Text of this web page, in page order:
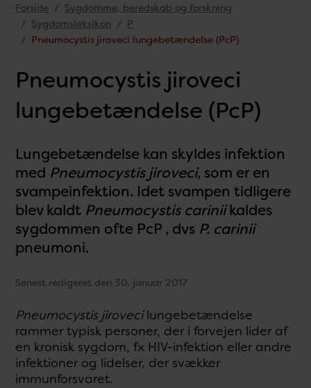
Forside
Sygdomme, beredskab og forskning
Sygdomsleksikon
P
Pneumocystis jiroveci lungebetændelse (PcP)
Pneumocystis jiroveci
lungebetændelse (PcP)
Lungebetændelse kan skyldes infektion
med Pneumocystis jiroveci, som er en
svampeinfektion. Idet svampen tidligere
blev kaldt Pneumocystis cariniikaldes
sygdommen ofte PcP , dvs P. carinii
pneumoni.
Senest redigeret den 30. januar 2017
Pneumocystis jirovecilungebetændelse
rammer typisk personer, der i forvejen lider af
en kronisk sygdom, fx HIV-infektion eller andre
infektioner og lidelser, der svækker
immunforsvaret.